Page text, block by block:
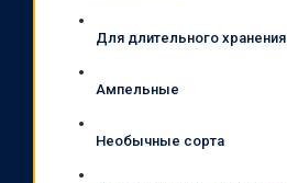
Для длительного хранения
Ампельные
Необычные сорта